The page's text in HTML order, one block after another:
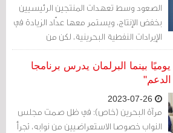
الصعود وسط تعهدات المنتجين الرئيسيين
بخفض الإنتاج، ويستمر معها عدّاد الزيادة في
الإيرادات النفطية البحرينية، لكن من
المستفيد؟
بينما البرلمان يدرس برنامجا
الدعم"
مرآة البحرين (خاص): في ظل صمت مجلس
النواب خصوصا الاستعراضيين من نوابه، تجرأ